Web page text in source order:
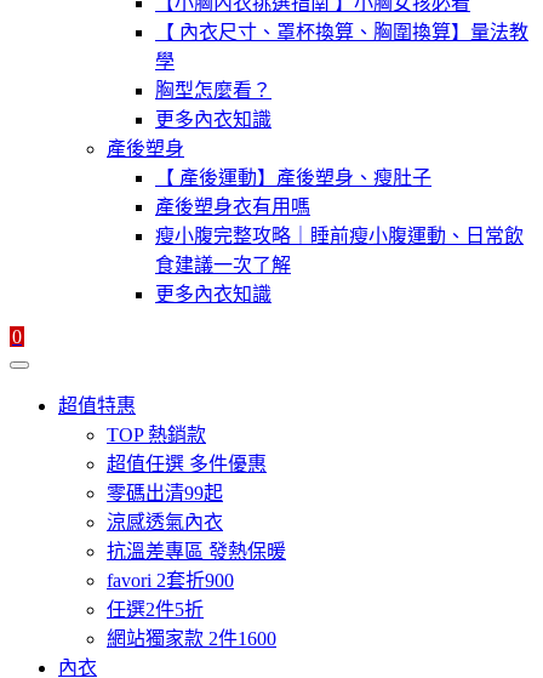
【 內衣尺寸、罩杯換算、胸圍換算】量法教
學
胸型怎麼看？
更多內衣知識
產後塑身
【 產後運動】產後塑身、瘦肚子
產後塑身衣有用嗎
瘦小腹完整攻略｜睡前瘦小腹運動、日常飲
食建議一次了解
更多內衣知識
0
超值特惠
TOP 熱銷款
超值任選 多件優惠
零碼出清99起
涼感透氣內衣
抗溫差專區 發熱保暖
favori 2套折900
任選2件5折
網站獨家款 2件1600
內衣